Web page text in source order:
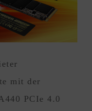
mit der
PCIe 4.0